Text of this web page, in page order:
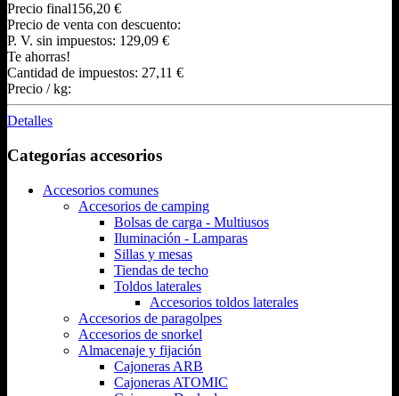
Precio final156,20 €
Precio de venta con descuento:
P. V. sin impuestos: 129,09 €
Te ahorras!
Cantidad de impuestos: 27,11 €
Precio / kg:
Detalles
Categorías accesorios
Accesorios comunes
Accesorios de camping
Bolsas de carga - Multiusos
Iluminación - Lamparas
Sillas y mesas
Tiendas de techo
Toldos laterales
Accesorios toldos laterales
Accesorios de paragolpes
Accesorios de snorkel
Almacenaje y fijación
Cajoneras ARB
Cajoneras ATOMIC